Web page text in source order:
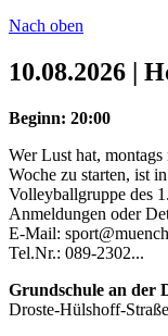
Nach oben
10.08.2026 |
Beginn: 20:00
Wer Lust hat,
Woche zu starten, ist
Volleyballgruppe des
Anmeldungen oder
E-Mail:
Tel.Nr.: 089-2302...
Grundschule an der
Droste-Hülshoff-